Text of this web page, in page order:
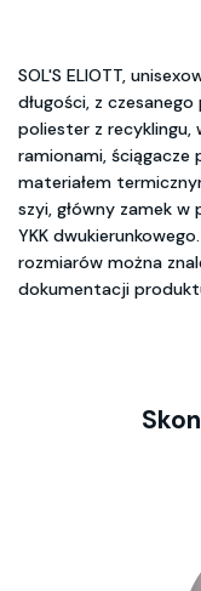
SOL'S ELIOTT,
długości, z
poliester z
ramionami, ściągacze
materiałem
szyi, główny zamek
YKK
rozmiarów można
dokumentacji